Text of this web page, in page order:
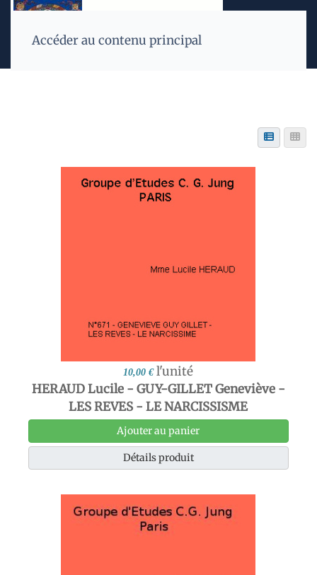
Accéder au contenu principal
10,00 € l'unité
HERAUD Lucile - GUY-GILLET Geneviève -
LES REVES - LE NARCISSISME
Ajouter au panier
Détails produit